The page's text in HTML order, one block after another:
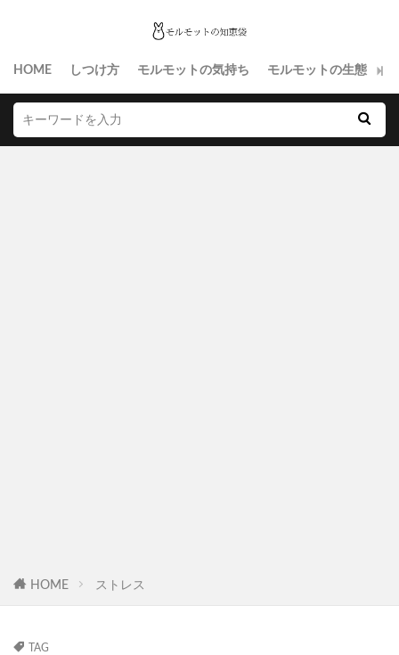
HOME しつけ方 モルモットの気持ち モルモットの生態
HOME ストレス
TAG